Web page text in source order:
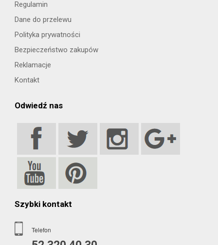
Regulamin
Dane do przelewu
Polityka prywatności
Bezpieczeństwo zakupów
Reklamacje
Kontakt
Odwiedź nas
Szybki kontakt
Telefon